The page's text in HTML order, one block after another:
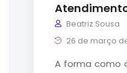
Beatriz Sousa
26 de março
A forma como